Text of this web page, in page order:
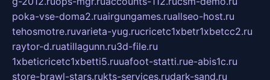
poka-vse-doma2.ruairgungames.ruallseo-host.ru
tehosmotre.ruvarieta-yug.rucricetc1xbetr1xbetcc2.ru
raytor-d.ruatillagunn.ru3d-file.ru
1xbeticricetc1xbetti5.ruuafoot-statti.rue-abis1c.ru
store-brawl-stars.rukts-services.rudark-sand.ru